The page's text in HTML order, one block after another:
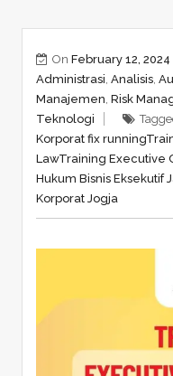
On February 12, 2024
Administrasi, Analisis,
Manajemen, Risk
Teknologi
Korporat fix running
LawTraining Executive
Hukum Bisnis Eksekutif
Korporat Jogja